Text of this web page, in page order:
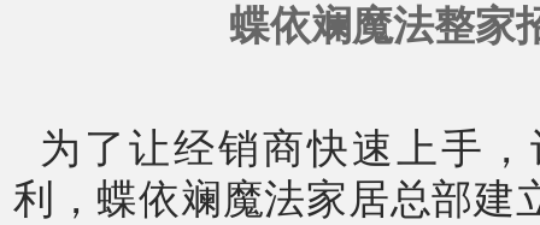
蝶依斓魔法整家
为了让经销商快速上手
利， 蝶依斓魔法家居总部建